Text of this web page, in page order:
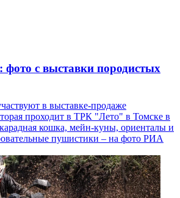
с выставки породистых
в выставке-продаже
проходит в ТРК "Лето" в Томске в
кошка, мейн-куны, ориенталы и
пушистики – на фото РИА